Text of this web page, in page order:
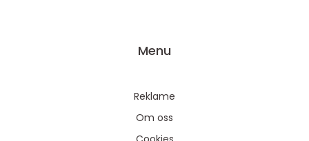
Menu
Reklame
Om oss